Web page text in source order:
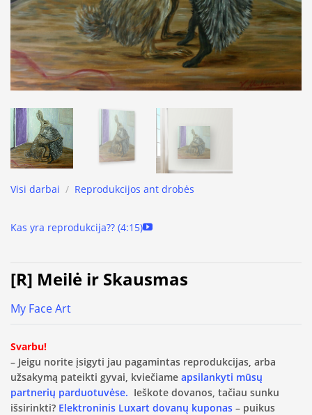
Visi darbai / Reprodukcijos ant drobės
Kas yra reprodukcija?? (4:15)
[R] Meilė ir Skausmas
My Face Art
Svarbu!
– Jeigu norite įsigyti jau pagamintas reprodukcijas, arba
užsakymą pateikti gyvai, kviečiame apsilankyti mūsų
partnerių parduotuvėse. Ieškote dovanos, tačiau sunku
išsirinkti? Elektroninis Luxart dovanų kuponas – puikus